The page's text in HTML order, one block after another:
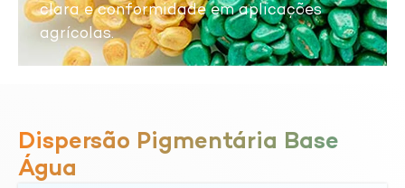
clara e conformidade em aplicações
agrícolas.
Dispersão Pigmentária Base
Água